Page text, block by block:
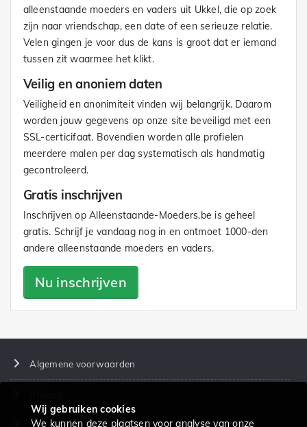
alleenstaande moeders en vaders uit Ukkel, die op zoek
zijn naar vriendschap, een date of een serieuze relatie.
Velen gingen je voor dus de kans is groot dat er iemand
tussen zit waarmee het klikt.
Veilig en anoniem daten
Veiligheid en anonimiteit vinden wij belangrijk. Daarom
worden jouw gegevens op onze site beveiligd met een
SSL-certicifaat. Bovendien worden alle profielen
meerdere malen per dag systematisch als handmatig
gecontroleerd.
Gratis inschrijven
Inschrijven op Alleenstaande-Moeders.be is geheel
gratis. Schrijf je vandaag nog in en ontmoet 1000-den
andere alleenstaande moeders en vaders.
Nu inschrijven
Algemene voorwaarden
Wij gebruiken cookies
We kunnen deze plaatsen voor analyse van onze